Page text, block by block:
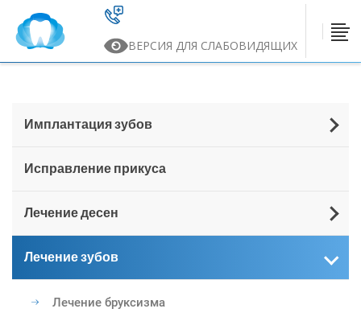
ВЕРСИЯ ДЛЯ СЛАБОВИДЯЩИХ
Имплантация зубов
Исправление прикуса
Лечение десен
Лечение зубов
Лечение бруксизма